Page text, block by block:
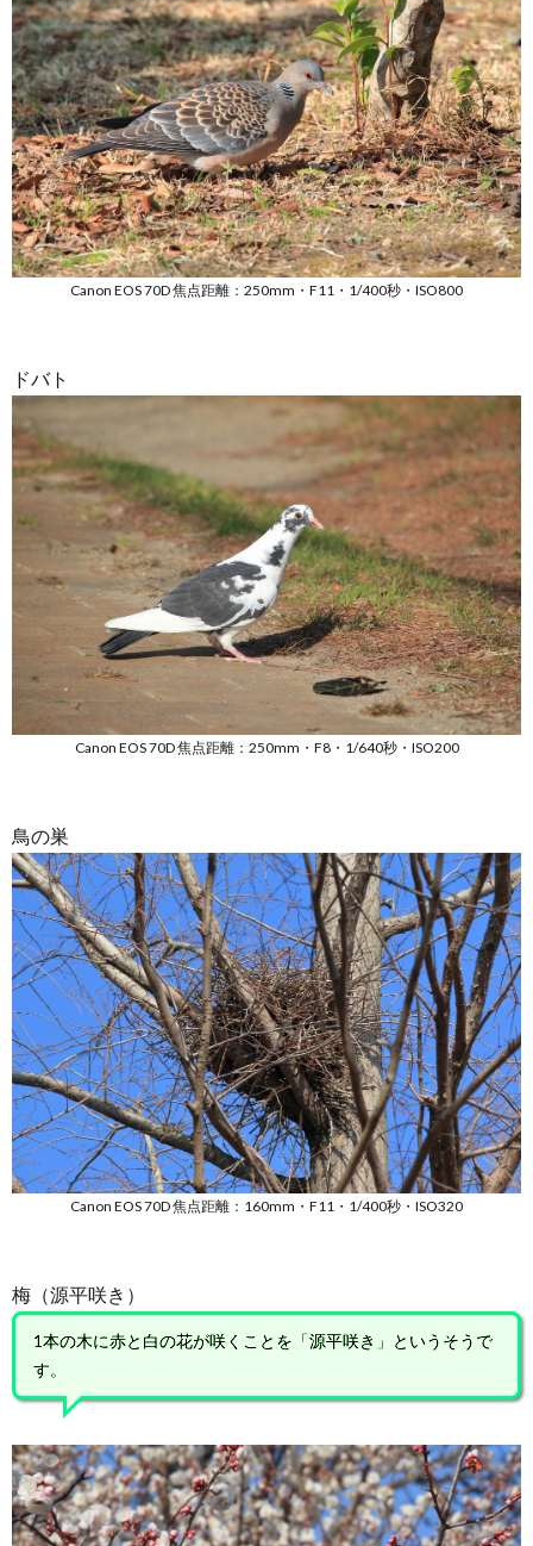
Canon EOS 70D 焦点距離：250mm・F11・1/400秒・ISO800
ドバト
Canon EOS 70D 焦点距離：250mm・F8・1/640秒・ISO200
鳥の巣
Canon EOS 70D 焦点距離：160mm・F11・1/400秒・ISO320
梅（源平咲き）
1本の木に赤と白の花が咲くことを「源平咲き」というそうで
す。